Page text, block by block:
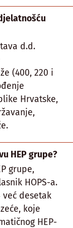
d.d.
(400, 220 i
Hrvatske,
HEP grupe?
grupe,
HOPS-a.
već desetak
koje
HEP-